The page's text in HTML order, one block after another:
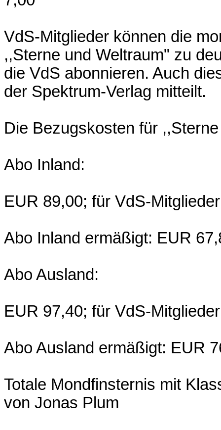
VdS-Mitglieder können die
,,Sterne und Weltraum" zu
die VdS abonnieren. Auch
der Spektrum-Verlag mitteilt.
Die Bezugskosten für
Abo Inland:
EUR 89,00; für VdS-
Abo Inland ermäßigt: EUR
Abo Ausland:
EUR 97,40; für VdS-
Abo Ausland ermäßigt: EUR
Totale Mondfinsternis mit
von Jonas Plum